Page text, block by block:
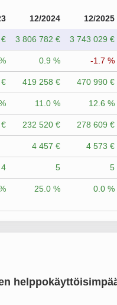
12/2024 12/2025
3 806 782 € 3 743 029 €
0.9 % -1.7 %
419 258 € 470 990 €
11.0 % 12.6 %
232 520 € 278 609 €
4 457 € 4 573 €
4 5 5
25.0 % 0.0 %